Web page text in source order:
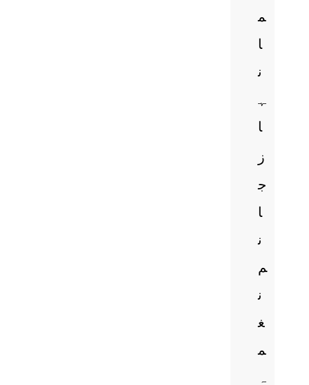
م
ا
ن
ہ
ا
ز
ج
ا
ن
م
ن
غ
م
ہ